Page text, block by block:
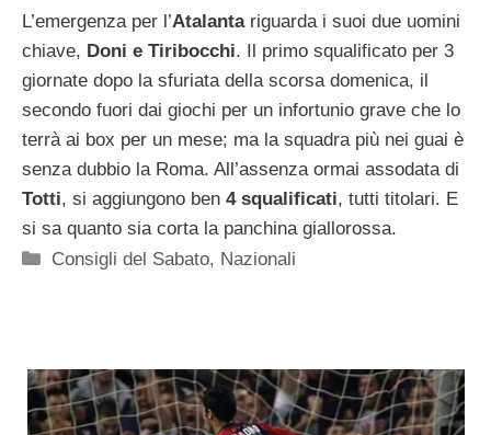
L’emergenza per l’Atalanta riguarda i suoi due uomini
chiave, Doni e Tiribocchi. Il primo squalificato per 3
giornate dopo la sfuriata della scorsa domenica, il
secondo fuori dai giochi per un infortunio grave che lo
terrà ai box per un mese; ma la squadra più nei guai è
senza dubbio la Roma. All’assenza ormai assodata di
Totti, si aggiungono ben 4 squalificati, tutti titolari. E
si sa quanto sia corta la panchina giallorossa.
Categorie
Consigli del Sabato, Nazionali